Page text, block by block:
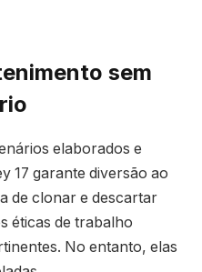
sem
elaborados e
17 garante diversão ao
de clonar e descartar
éticas de trabalho
No entanto, elas